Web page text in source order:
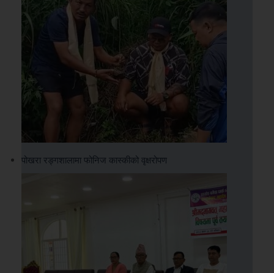
पोखरा रङ्गशालामा फोनिज कास्कीको वृक्षरोपण